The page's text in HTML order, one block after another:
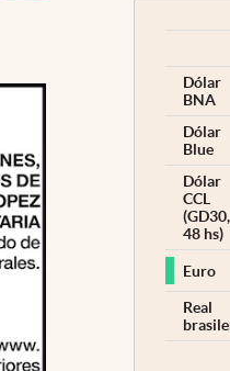
Dólar
BNA
Dólar
Blue
Dólar
CCL
(GD30,
48 hs)
Euro
Real